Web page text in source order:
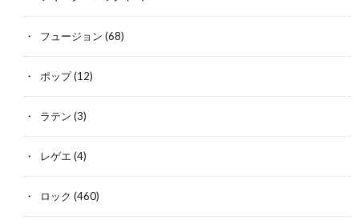
フュージョン (68)
ポップ(12)
ラテン (3)
レゲエ (4)
ロック (460)